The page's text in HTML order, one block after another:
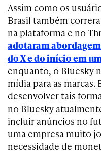
Assim como os
Brasil também
na plataforma e no
adotaram
do X e do início em
enquanto, o Bluesky
mídia para as
desenvolver tais
no Bluesky
incluir anúncios no
uma empresa muito
necessidade de